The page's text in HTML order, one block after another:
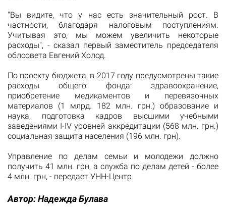
"Вы видите, что у нас есть значительный рост. В
частности, благодаря налоговым поступлениям.
Учитывая это, мы можем увеличить некоторые
расходы", - сказал первый заместитель председателя
облсовета Евгений Холод.
По проекту бюджета, в 2017 году предусмотрены такие
расходы общего фонда: здравоохранение,
приобретение медикаментов и перевязочных
материалов (1 млрд. 182 млн. грн.) образование и
наука, подготовка кадров высшими учебными
заведениями I-IV уровней аккредитации (568 млн. грн.)
социальная защита населения (196 млн. грн).
Управление по делам семьи и молодежи должно
получить 41 млн. грн, а служба по делам детей - более
4 млн. грн, - передает УНН-Центр.
Автор:Надежда Булава